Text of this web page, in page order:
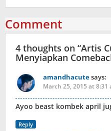
Comment
4 thoughts on “Artis
Menyiapkan
amandhacutesays:
March 25, 2015 at 8:31
Ayoo beast kombek april
Reply